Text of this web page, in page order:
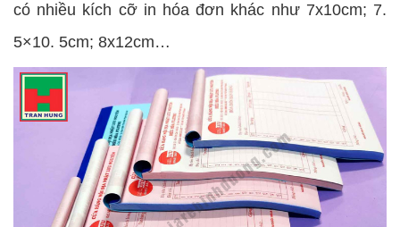
có nhiều kích cỡ in hóa đơn khác như 7x10cm; 7.
5×10. 5cm; 8x12cm…